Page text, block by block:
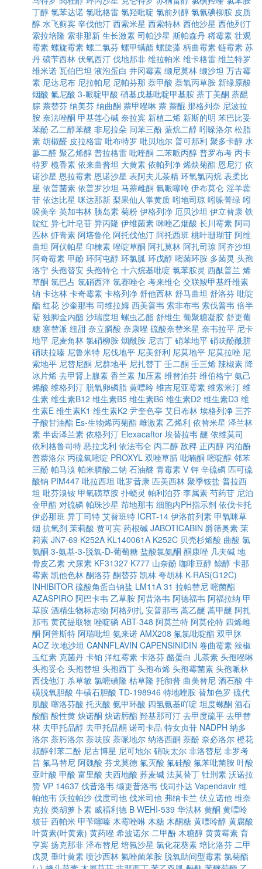
丁醇 氯苯达诺 氯吡格雷 氯羟吡啶 氯前列醇 氯氰碘柳胺 皮质
醇 水飞蓟宾 辛伐他汀 西索米星 西索特林 西他沙星 西他列汀
索拉培隆 索非那新 生长激素 司帕沙星 斯帕森丹 稀霉素 壮观
霉素 螺旋霉素 螺二氯芬 螺甲螨酯 螺旋藻 柄曲霉素 链霉素 苏
丹 磺苄西林 伏氧西汀 伐地那非 维拉帕米 维卡格雷 维兰特罗
维米诺 瓦伯巴坦 液泡蛋白 井冈霉素 缬尼莫林 缬沙坦 万古霉
素 尼达尼布 尼拉帕尼 尼帕芬那 萘甲酸 萘氧丙草胺 新绿原酸
烟酸 氟尼酸 3-哌啶甲酸 硝基戊基吡啶甲基胺 萘丁美酮 萘醌
腙 萘替芬 纳美芬 纳曲酮 萘甲唑啉 萘 萘醌 那格列奈 尼波拉
胺 奈法唑酮 甲基莲心碱 奈拉宾 新植二烯 新斯的明 苯巴比妥
苯酚 乙二醇苯醚 非尼拉朵 间苯三酚 蒎烷二醇 吲哚洛尔 松脂
素 胡椒醛 皮拉格雷 吡布特罗 吡贝地尔 普可那利 聚多卡醇 水
蓼二醛 聚乙烯醇 普拉格雷 吡喹酮 二苯哌丙醇 普罗布考 丙卡
特罗 榄香素 依来曲普坦 大黄素 依帕列净 烯炔菊酯 恩尼汀 依
诺沙星 恩拉霉素 恩诺沙星 表阿夫儿茶精 环氧氯丙烷 表柔比
星 依普菌素 依普罗沙坦 马萘雌酮 氟哌噻吨 伊布莫仑 淫羊藿
苷 依达比星 咪达那新 梨果仙人掌黄质 吲地司琼 吲哚菁绿 吲
哚美辛 英加韦林 胰岛素 菊粉 伊格列净 厄贝沙坦 伊立替康 铁
靛红 异七叶皂苷 异丙隆 伊维菌素 咪唑乙烟酸 长川霉素 阿司
匹林 虾青素 阿塔鲁伦 阿托伐他汀 阿托西班 桃叶珊瑚苷 阿维
曲坦 阿伏帕星 印楝素 唑啶草酮 阿扎莫林 阿扎司琼 阿齐沙坦
阿奇霉素 甲酚 环阿屯醇 环氯胍 环戊醇 嘧菌环胺 多菌灵 头孢
洛宁 头孢替安 头孢特仑 十六烷基吡啶 氯苯胺灵 西酞普兰 烯
草酮 氯巴占 氯硝西泮 氯赛唑仑 考来维仑 交联羧甲基纤维素
钠 卡达林 卡奇霉素 卡格列净 舒他西林 舒马曲坦 舒洛芬 吡啶
酯 红花 沙奎那韦 司维拉姆 西美普韦 索非布韦 索伐普韦 倍半
萜 独脚金内酯 沙瑞度坦 螺虫乙酯 舒维生 葡聚糖凝胶 舒更葡
糖 塞替派 纽甜 奈立膦酸 奈康唑 硫酸奈替米星 奈韦拉平 尼卡
地平 尼麦角林 氯硝柳胺 烟酰胺 尼古丁 硝苯地平 硝呋酚酰肼
硝呋拉嗪 尼鲁米特 尼伐地平 尼美舒利 尼莫地平 尼莫拉唑 尼
索地平 尼替尼酮 尼群地平 尼扎替丁 壬二酮 壬三烯 辣椒素 降
冰片烯 去甲肾上腺素 香兰素 加压素 维替泊芬 维伯格宁 氨己
烯酸 维格列汀 脱氧卵磷脂 黄嘌呤 维吉尼亚霉素 维索米汀 维
生素 维生素B12 维生素B5 维生素B6 维生素D2 维生素D3 维
生素E 维生素K1 维生素K2 尹奎色亭 艾日布林 埃格列净 三芥
子酸甘油酯 Es-生物烯丙菊酯 雌激素 乙烯利 依替米星 泽兰林
素 半齿泽兰素 依格列汀 Elexacaftor 埃替拉韦 醚 依维莫司
依利格鲁司特 恶拉戈利 依法韦仑 丙二醇 敌稗 正丙醇 丙泊酚
普萘洛尔 丙硫氧嘧啶 PROXYL 双唑草腈 吡喃酮 嘧啶醇 邻苯
三酚 帕马溴 帕米膦酸二钠 石油醚 青霉素 V 钾 辛硫磷 匹可硫
酸钠 PIM447 吡拉西坦 吡罗昔康 匹美西林 聚季铵盐 普拉西
坦 吡芬溴铵 甲氧磺草胺 扑蛲灵 帕利泊芬 李属素 芍药苷 尼泊
金甲酯 对硫磷 帕珠沙星 茚地那韦 细胞内PH指示剂 依伐卡托
伊必那班 异丁司特 艾替班特 ICRT-14 伊洛前列素 甲氧咪草
烟 抗氧剂 茉莉酸 贾可宾 药根碱 JABOTICABIN 爵筛奥素 茉
莉素 JN7-69 K252A KL140061A K252C 贝壳杉烯酸 曲酸 氯
氨酮 3-氨基-3-脱氧-D-葡萄糖 盐酸氯氨酮 酮康唑 几夫碱 地
骨皮乙素 犬尿素 KF31327 K777 山奈酚 咖啡豆醇 鲸醇 卡那
霉素 凯他色林 酮洛芬 酮替芬 凯林 夸胡林 K-RAS(G12C)
INHIBITOR 硫酸角蛋白钠盐 LM11A 31 拉帕替尼 嘧菌酯
AZASPIRO 阿巴卡韦 乙草胺 阿昔洛韦 阿德福韦 阿福拉纳 甲
草胺 酒精生物标志物 阿格列扎 安普那韦 蒿乙醚 蒿甲醚 阿扎
那韦 黄芪提取物 唑啶磷 ABT-348 阿莫兰特 阿莫伦特 四烯雌
酮 阿普斯特 阿瑞吡坦 氨来诺 AMX208 氟氯吡啶酯 双甲脒
AOZ 坎地沙坦 CANNFLAVIN CAPENSINIDIN 卷曲霉素 辣椒
玉红素 克菌丹 卡铂 洋红霉素 卡洛芬 酪蛋白 儿茶素 头孢唑啉
头孢妥仑 头孢替坦 头孢西丁 头孢布烯 头孢霉菌素 头孢哌林
西伐他汀 杀草敏 氯嘧磺隆 枯草隆 托彻普 曲美替尼 酒石酸 牛
磺脱氧胆酸 牛磺石胆酸 TD-198946 特地唑胺 替加色罗 硫代
肌酸 噻洛芬酸 托灭酸 氨甲环酸 四氢氨基吖啶 坦度螺酮 酒石
酸酯 酸性黄 炔诺酮 炔诺肟酯 羟基那可汀 去甲度硫平 去甲替
林 去甲托品醇 去甲托品酮 诺司卡品 特女贞苷 NADPH 纳多
洛尔 萘肟洛尔 萘呋胺 萘哌地尔 纳洛西酮 萘酚 奈必洛尔 橙花
叔醇邻苯二酚 尼古博星 尼可地尔 硝呋太尔 非洛替尼 非罗考
昔 氟马替尼 阿魏酸 芬戈莫德 氟灭酸 氟硅酸 氟苯吡菌胺 叶酸
亚叶酸 甲酸 富里酸 夫西地酸 荞麦碱 法莫替丁 牡荆素 沃诺拉
赞 VP 14637 伐昔洛韦 缬更昔洛韦 伐司扑达 Vapendavir 维
帕他韦 沃拉帕沙 伐度司他 伐米司他 弗纳卡兰 伏立诺他 维奈
克拉 类胡萝卜素 威福利德 B WEHI-539 华法林 黄酮 黄嘌呤
核苷 西帕米 甲苄噻嗪 木霉唑啉 木糖 木酮糖 黄嘌呤醇 黄腐酸
叶黄素(叶黄素) 黄药唑 希波诺尔 二甲酚 木糖醇 黄黄霉素 育
亨宾 扬克那非 泽布替尼 培氟沙星 氯化花葵素 培比洛芬 二甲
戊灵 垂叶黄素 喷沙西林 氟唑菌苯胺 脱氧助间型霉素 氯菊酯